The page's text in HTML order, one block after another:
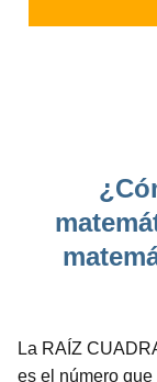
La RAÍZ
es el número